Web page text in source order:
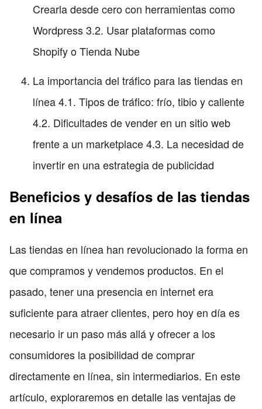
Crearla desde cero con herramientas como
Wordpress 3.2. Usar plataformas como
Shopify o Tienda Nube
La importancia del tráfico para las tiendas en
línea 4.1. Tipos de tráfico: frío, tibio y caliente
4.2. Dificultades de vender en un sitio web
frente a un marketplace 4.3. La necesidad de
invertir en una estrategia de publicidad
Beneficios y desafíos de las tiendas
en línea
Las tiendas en línea han revolucionado la forma en
que compramos y vendemos productos. En el
pasado, tener una presencia en internet era
suficiente para atraer clientes, pero hoy en día es
necesario ir un paso más allá y ofrecer a los
consumidores la posibilidad de comprar
directamente en línea, sin intermediarios. En este
artículo, exploraremos en detalle las ventajas de